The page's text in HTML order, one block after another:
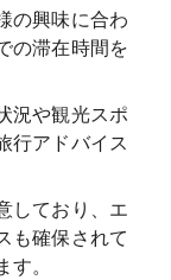
の興味に合わ
の滞在時間を
況や観光スポ
行アドバイス
しており、エ
も確保されて
。